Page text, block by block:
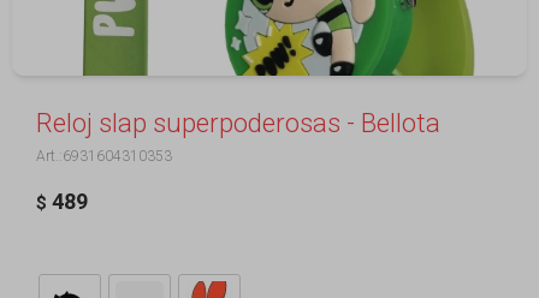
Reloj slap superpoderosas - Bellota
6931604310353
$ 489